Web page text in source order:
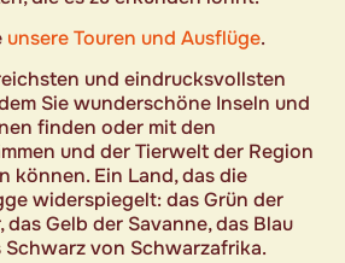
unsere Touren und Ausflüge.
und eindrucksvollsten
Sie wunderschöne Inseln und
finden oder mit den
und der Tierwelt der Region
können. Ein Land, das die
widerspiegelt: das Grün der
Gelb der Savanne, das Blau
Schwarz von Schwarzafrika.